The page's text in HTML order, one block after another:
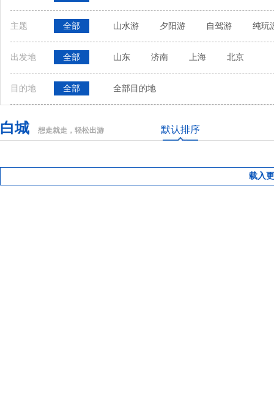
主题 全部 山水游 夕阳游 自驾游 纯玩
出发地 全部 山东 济南 上海 北京
目的地 全部 全部目的地
白城 想走就走，轻松出游 默认排序
载入